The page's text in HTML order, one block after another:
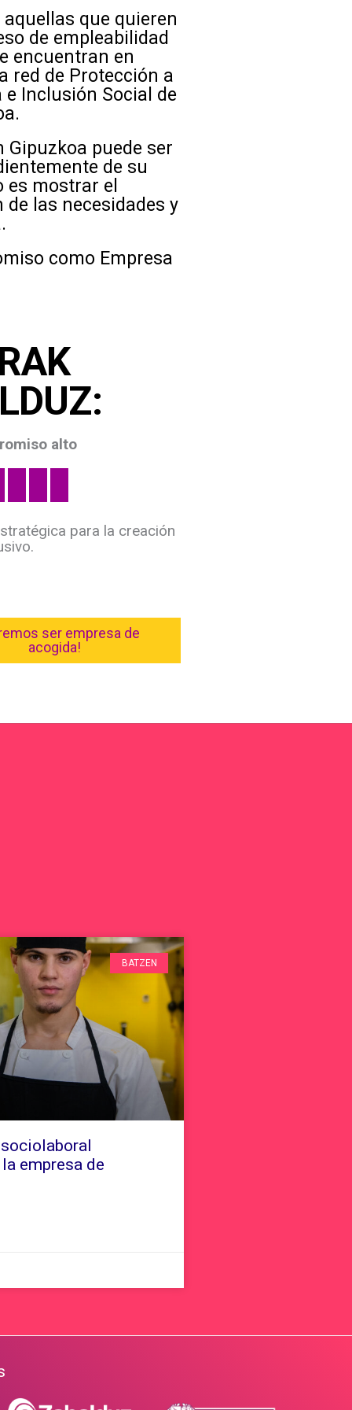
que quieren
de empleabilidad
encuentran en
red de Protección a
Inclusión Social de
puede ser
de su
es mostrar el
las necesidades y
como Empresa
alto
para la creación
ser empresa de
acogida!
BATZEN
empresa de